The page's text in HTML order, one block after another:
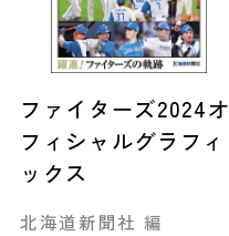
ファイターズ2024オ
フィシャルグラフィ
ックス
北海道新聞社 編